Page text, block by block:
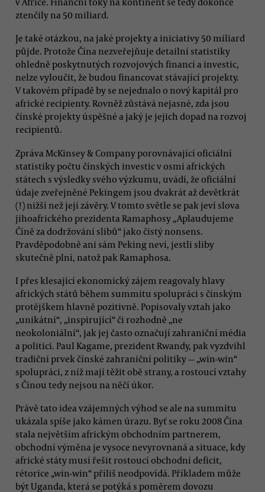
ztenčily na 50 miliard.
Je také otázkou, na jaké projekty a iniciativy 50 miliard
půjde. Protože Čína nezveřejňuje detailní statistiky
ohledně poskytnutých rozvojových financí a investic,
nelze vyloučit, že budou financovat stávající projekty.
V takovém případě by se nejednalo o nový kapitál pro
africké recipienty. Rovněž zůstává nejasné, zda jsou
čínské projekty úspěšné a jaký je jejich dopad na rozvoj
recipientů.
Zpráva McKinsey & Company porovnávající oficiální
statistiky počtu čínských investic v osmi afrických
státech s výsledky svého výzkumu, uvádí, že oficiální
údaje zveřejněné Pekingem jsou dvakrát až devětkrát
(!) nižší než její závěry. V tomto světle se pak jeví slova
jihoafrického prezidenta Ramaphosy „Aplaudujeme
Číně za dodržování slibů“ jako čistý nonsens.
Pravděpodobně ani sám Peking neví, jestli sliby
skutečně plní, natož pak Ramaphosa.
I přes klesající ekonomický zájem reagovaly hlavy
afrických států během summitu spolupráci s čínským
protějškem hlavně pozitivně. Popisovaly vztah jako
„unikátní“, „inspirující“ či rozhodně „ne
neokoloniální“, jak jej často označují zahraniční média
a politici. Paul Kagame, prezident Rwandy, pak vyzdvihl
tradiční prvek čínské zahraniční politiky — „win-win“
spolupráci, z níž mají těžit obě strany, a rostoucí vztahy
s Čínou tedy nejsou na něčí úkor.
Právě tato idea vzájemných výhod se ale na summitu
ukázala spíše jako kámen úrazu. Byť se roku 2008 Čína
stala největším africkým obchodním partnerem,
obchodní výměna je vysoce nevyrovnaná a situace, kdy
africké státy musí řešit rostoucí obchodní deficit,
rétorice „win-win“ příliš neodpovídá. Příkladem může
být Uganda, která se potýká s poměrem dovozu